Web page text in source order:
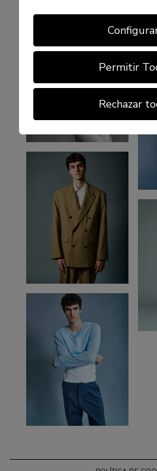
Permitir
Rechazar